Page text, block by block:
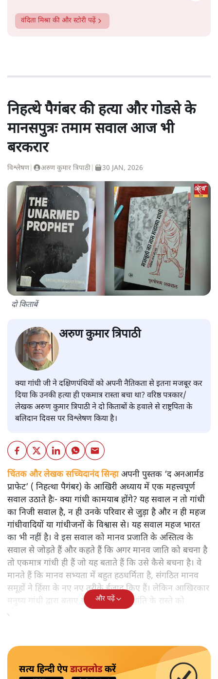
वंदिता मिश्रा की और स्टोरी पढ़ें
निहत्थे पैगंबर की हत्या और गोडसे के
मानसपुत्रः तमाम सवाल आज भी
बरकरार
विश्लेषण| अरुण कुमार त्रिपाठी 30 JAN, 2026
दो किताबें
अरुण कुमार त्रिपाठी
क्या गांधी जी ने दक्षिणपंथियों को अपनी नैतिकता से इतना मजबूर कर
दिया कि उनकी हत्या ही एकमात्र रास्ता बचा था? वरिष्ठ पत्रकार/
लेखक अरुण कुमार त्रिपाठी ने दो किताबों के हवाले से राष्ट्रपिता के
बलिदान दिवस पर विश्लेषण किया है।
चिंतक और लेखक सच्चिदानंद सिन्हाअपनी पुस्तक ‘द अनआर्मड
प्राफेट’ ( निहत्था पैगंबर) के आखिरी अध्याय में एक महत्त्वपूर्ण
सवाल उठाते हैः- क्या गांधी कामयाब होंगे? यह सवाल न तो गांधी
का निजी सवाल है, न ही उनके परिवार से जुड़ा है और न ही महज
गांधीवादियों या गांधीजनों के विश्वास से। यह सवाल महज भारत
का भी नहीं है। वे इस सवाल को मानव प्रजाति के अस्तित्व के
सवाल से जोड़ते हैं और कहते हैं कि अगर मानव जाति को बचना है
तो एकमात्र गांधी ही हैं जो यह बताते हैं कि उसे कैसे बचना है। वे
मानते हैं कि मानव सभ्यता में बहुत हठधर्मिता है, संगठित मानव
समूहों ने हिंसा के नए नए तरीके ईजाद किए हैं। लेकिन आखिरकार
मनुष्य गांधी द्वारा बताए गए अहिंसा और शांति के रास्ते को
अपनाएगा।
और पढ़ें
सत्य हिन्दी ऐपडाउनलोडकरें